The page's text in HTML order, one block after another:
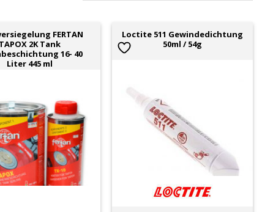
FERTAN
TAPOX 2K Tank
16- 40
Liter 445 ml
Loctite 511 Gewindedichtung
50ml / 54g